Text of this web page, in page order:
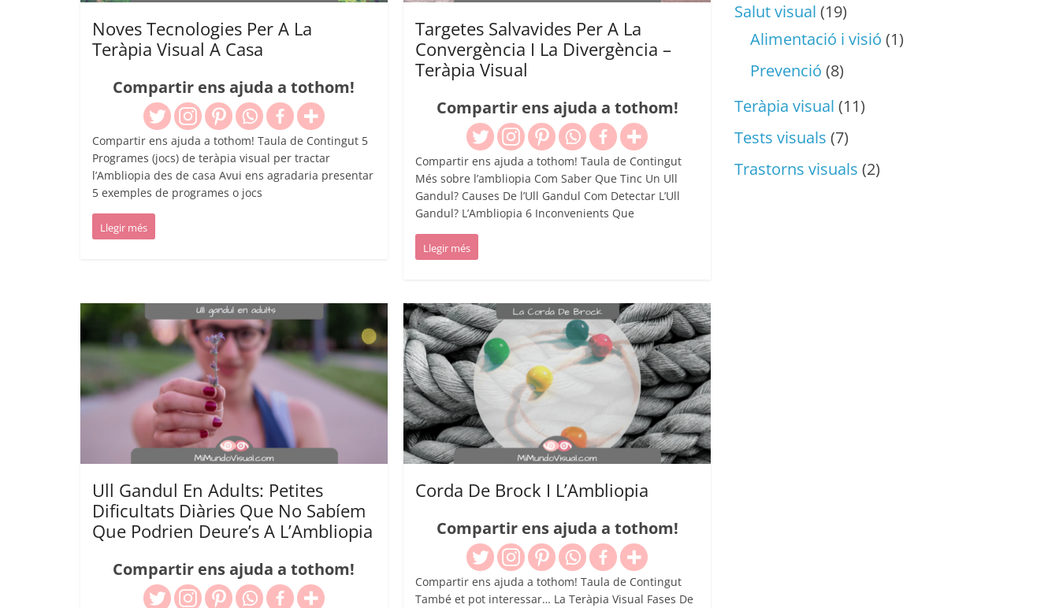
Noves Tecnologies Per A La
Teràpia Visual A Casa
Compartir ens ajuda a tothom!
Compartir ens ajuda a tothom! Taula de Contingut 5
Programes (jocs) de teràpia visual per tractar
l’Ambliopia des de casa Avui ens agradaria presentar
5 exemples de programes o jocs
Llegir més
Targetes Salvavides Per A La
Convergència I La Divergència –
Teràpia Visual
Compartir ens ajuda a tothom!
Compartir ens ajuda a tothom! Taula de Contingut
Més sobre l’ambliopia Com Saber Que Tinc Un Ull
Gandul? Causes De l’Ull Gandul Com Detectar L’Ull
Gandul? L’Ambliopia 6 Inconvenients Que
Llegir més
Ull Gandul En Adults: Petites
Dificultats Diàries Que No Sabíem
Que Podrien Deure’s A L’Ambliopia
Compartir ens ajuda a tothom!
Corda De Brock I L’Ambliopia
Compartir ens ajuda a tothom!
Compartir ens ajuda a tothom! Taula de Contingut
També et pot interessar… La Teràpia Visual Fases De
Salut visual (19)
Alimentació i visió (1)
Prevenció (8)
Teràpia visual (11)
Tests visuals (7)
Trastorns visuals (2)